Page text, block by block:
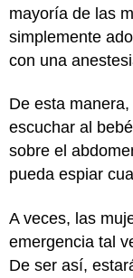
mayoría de las
simplemente
con una
De esta
escuchar al
sobre el
pueda espiar
A veces, las
emergencia tal
De ser así,